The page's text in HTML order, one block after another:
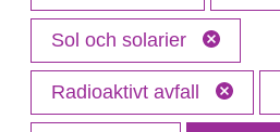
Sol och solarier
Radioaktivt avfall